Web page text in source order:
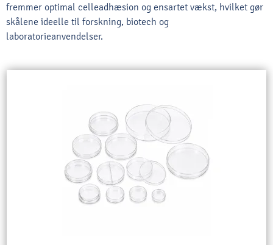
fremmer optimal celleadhæsion og ensartet vækst, hvilket gør
skålene ideelle til forskning, biotech og
laboratorieanvendelser.